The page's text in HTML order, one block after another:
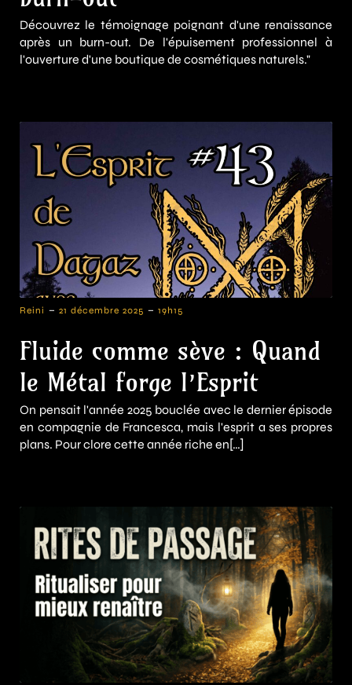
Découvrez le témoignage poignant d'une renaissance
après un burn-out. De l'épuisement professionnel à
l'ouverture d'une boutique de cosmétiques naturels."
Reini - 21 décembre 2025 - 19h15
Fluide comme sève : Quand
le Métal forge l’Esprit
On pensait l'année 2025 bouclée avec le dernier épisode
en compagnie de Francesca, mais l'esprit a ses propres
plans. Pour clore cette année riche en[…]